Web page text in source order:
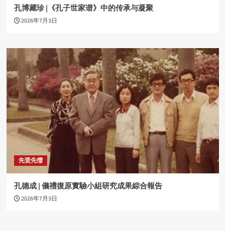
孔博藏珍 |《孔子世家谱》中的传承与凝聚
2026年7月3日
先贤先儒
孔德成 | 儀禮復原實驗小組研究成果綜合報告
2026年7月3日